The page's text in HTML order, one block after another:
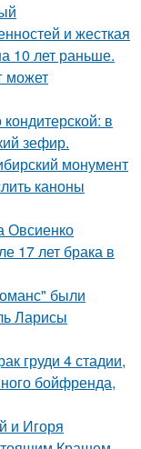
и жесткая
10 лет раньше.
может
в
зефир.
монумент
каноны
Овсиенко
17 лет брака в
были
Ларисы
груди 4 стадии,
бойфренда,
и Игоря